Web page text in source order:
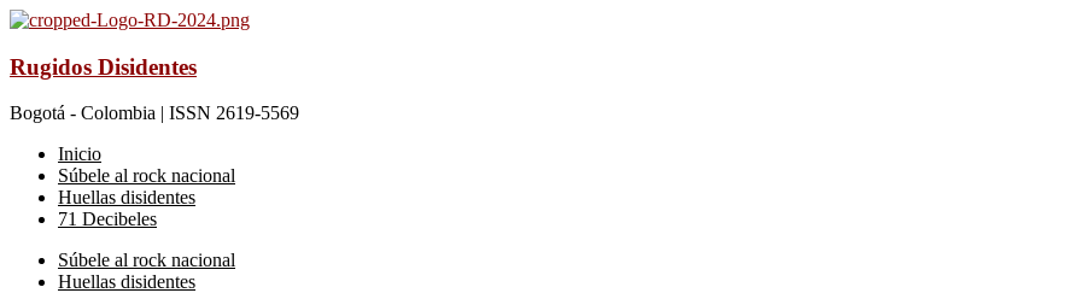
Rugidos Disidentes
Bogotá - Colombia | ISSN 2619-5569
Inicio
Súbele al rock nacional
Huellas disidentes
71 Decibeles
Súbele al rock nacional
Huellas disidentes